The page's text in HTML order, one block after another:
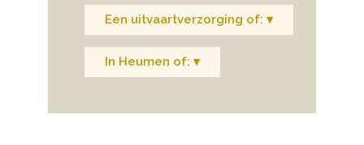
Een uitvaartverzorging of: ▾
In Heumen of: ▾